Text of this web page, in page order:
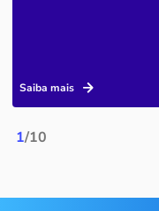
1/10
Saiba mais